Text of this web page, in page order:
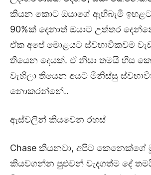
කියන කොට ඔයාගේ ඇහිබැමි
90%ක් දෙනාත් ඔයාට උත්තර
ඒක අපේ මොළයට ස්වභාවිකවම
තියෙන දෙයක්. ඒ නිසා තමයි හිස
වැහිලා තියෙන අයට මිනිස්සු
නොකරන්නේ..
ඇස්වලින් කියවෙන රහස්
Chase කියනවා, අපිට
කියවගන්න පුළුවන් වැදගත්ම දේ